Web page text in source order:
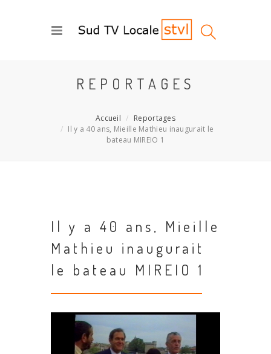
REPORTAGES
Accueil
Reportages
Il y a 40 ans, Mieille Mathieu inaugurait le
bateau MIREIO 1
Il y a 40 ans, Mieille
Mathieu inaugurait
le bateau MIREIO 1